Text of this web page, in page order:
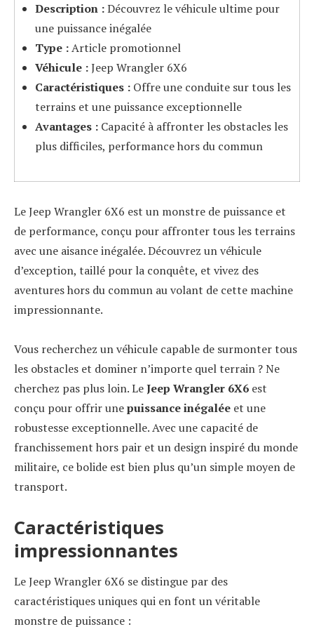
Description :Découvrez le véhicule ultime pour
une puissance inégalée
Type :Article promotionnel
Véhicule :Jeep Wrangler 6X6
Caractéristiques :Offre une conduite sur tous les
terrains et une puissance exceptionnelle
Avantages :Capacité à affronter les obstacles les
plus difficiles, performance hors du commun
Le Jeep Wrangler 6X6 est un monstre de puissance et
de performance, conçu pour affronter tous les terrains
avec une aisance inégalée. Découvrez un véhicule
d’exception, taillé pour la conquête, et vivez des
aventures hors du commun au volant de cette machine
impressionnante.
Vous recherchez un véhicule capable de surmonter tous
les obstacles et dominer n’importe quel terrain ? Ne
cherchez pas plus loin. LeJeep Wrangler 6X6 est
conçu pour offrir unepuissance inégalée et une
robustesse exceptionnelle. Avec une capacité de
franchissement hors pair et un design inspiré du monde
militaire, ce bolide est bien plus qu’un simple moyen de
transport.
Caractéristiques
impressionnantes
Le Jeep Wrangler 6X6 se distingue par des
caractéristiques uniques qui en font un véritable
monstre de puissance :